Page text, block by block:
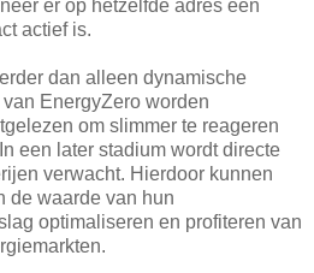
er op hetzelfde adres een
actief is.
dan alleen dynamische
EnergyZero worden
om slimmer te reageren
een later stadium wordt directe
verwacht. Hierdoor kunnen
de waarde van hun
optimaliseren en profiteren van